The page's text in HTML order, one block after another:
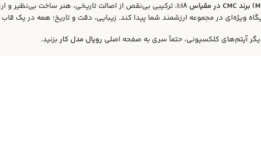
، ترکیبی بی‌نقص از اصالت تاریخی، هنر ساخت بی‌نظیر و
ویژه‌ای در مجموعه ارزشمند شما پیدا کند. زیبایی، دقت و تاریخ؛ همه در یک
آیتم‌های کلکسیونی، حتماً سری به صفحه اصلی رویال مدل کار بزنید.